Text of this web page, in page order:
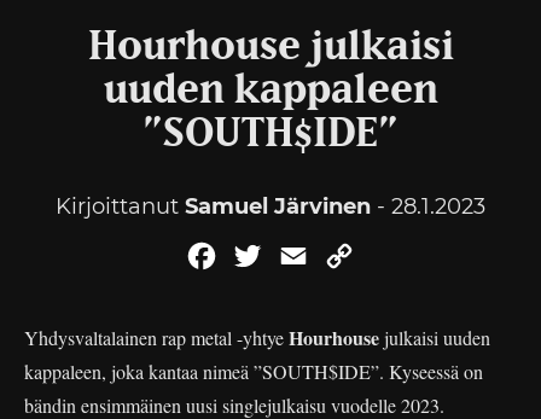
Hourhouse julkaisi
uuden kappaleen
”SOUTH$IDE”
Kirjoittanut Samuel Järvinen - 28.1.2023
FacebookTwitterEmail
Yhdysvaltalainen rap metal -yhtyeHourhousejulkaisi uuden
kappaleen, joka kantaa nimeä ”SOUTH$IDE”. Kyseessä on
bändin ensimmäinen uusi singlejulkaisu vuodelle 2023.